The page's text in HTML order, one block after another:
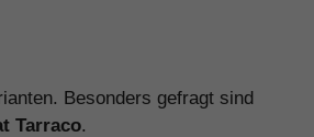
Besonders gefragt sind
Tarraco.